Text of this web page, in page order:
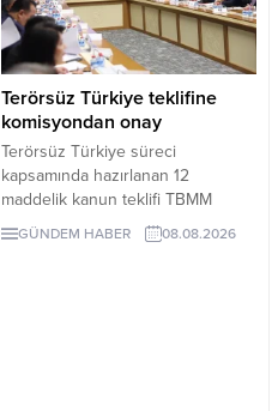
Terörsüz Türkiye teklifine
komisyondan onay
Terörsüz Türkiye süreci
kapsamında hazırlanan 12
maddelik kanun teklifi TBMM
Adalet Komisyonunda kabul edildi.
Teklif 5 ve 10 yıllık erteleme
GÜNDEM HABER 08.08.2026